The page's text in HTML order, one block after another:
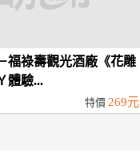
福祿壽觀光酒廠《花雕
體驗...
特價269元